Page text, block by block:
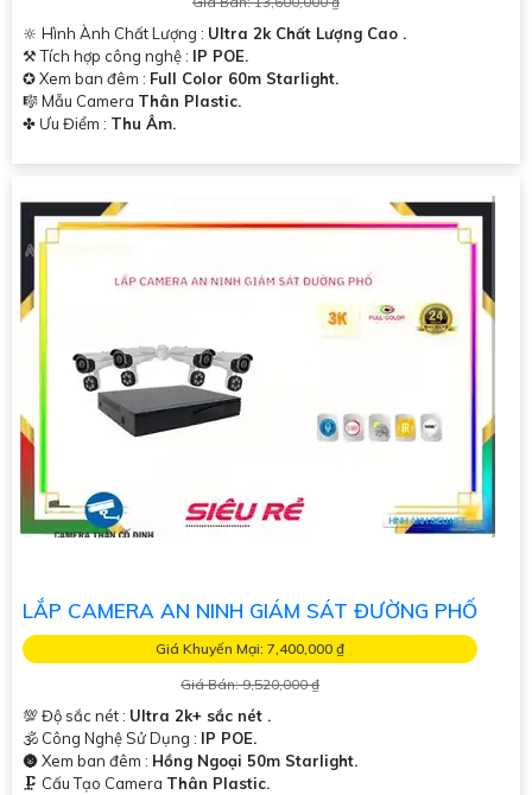
🔆 Hình Ành Chất Lượng : Ultra 2k Chất Lượng Cao .
⚒ Tích hợp công nghệ : IP POE.
✪ Xem ban đêm : Full Color 60m Starlight.
🎼️ Mẫu Camera Thân Plastic.
️✤ Ưu Điểm : Thu Âm.
LẮP CAMERA AN NINH GIÁM SÁT ĐƯỜNG PHỐ
Giá Khuyến Mại: 7,400,000 ₫
Giá Bán: 9,520,000 ₫
💯 Độ sắc nét : Ultra 2k+ sắc nét .
🕉️ Công Nghệ Sử Dụng : IP POE.
🌚 Xem ban đêm : Hồng Ngoại 50m Starlight.
🗜️ Cấu Tạo Camera Thân Plastic.